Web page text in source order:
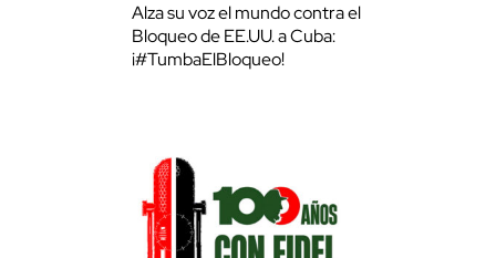
Alza su voz el mundo contra el
Bloqueo de EE.UU. a Cuba:
¡#TumbaElBloqueo!